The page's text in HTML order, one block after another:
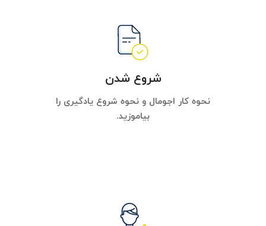
شروع شدن
نحوه کار اجومال و نحوه شروع یادگیری را
بیاموزید.